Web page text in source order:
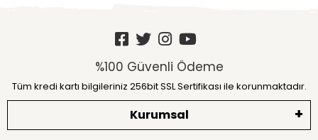
%100 Güvenli Ödeme
Tüm kredi kartı bilgileriniz 256bit SSL Sertifikası ile korunmaktadır.
Kurumsal